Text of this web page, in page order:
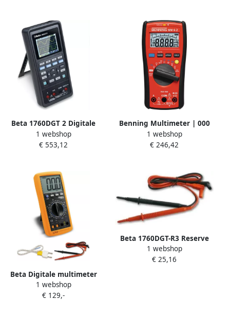
Beta 1760DGT 2 Digitale
automotive multimeter |
draagbaar | met een 2-
017600008
1 webshop
€ 553,12
Benning Multimeter | 000
V-1.000 V AC DC | TRUE RMS
| 1 stuk 044087
1 webshop
€ 246,42
Beta Digitale multimeter
1760B 017600012
1 webshop
€ 129,-
Beta 1760DGT-R3 Reserve
steekpennen voor digitale
multimeters en
1 webshop
€ 25,16